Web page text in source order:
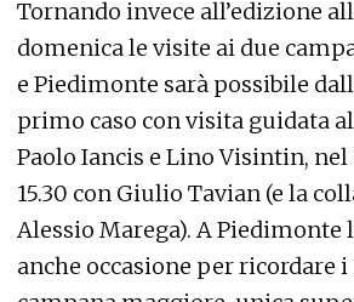
Tornando invece all’edizione
domenica le visite ai due
e Piedimonte sarà possibile
primo caso con visita guidata
Paolo Iancis e Lino Visintin, nel
15.30 con Giulio Tavian (e la
Alessio Marega). A Piedimonte
anche occasione per ricordare i